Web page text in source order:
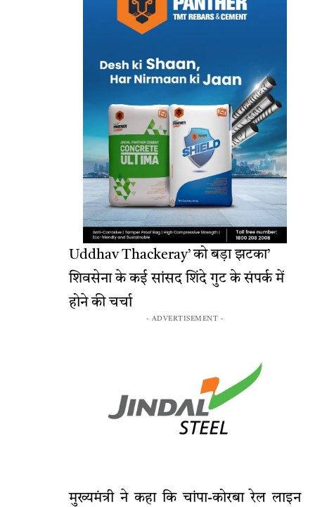
Uddhav Thackeray’ को बड़ा झटका’
शिवसेना के कई सांसद शिंदे गुट के संपर्क में
होने की चर्चा
- ADVERTISEMENT -
मुख्यमंत्री ने कहा कि चांपा-कोरबा रेल लाइन